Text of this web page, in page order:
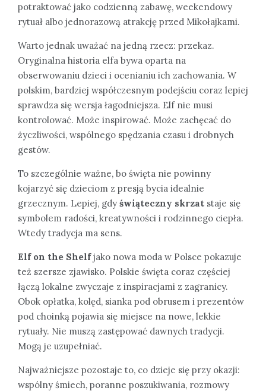
potraktować jako codzienną zabawę, weekendowy
rytuał albo jednorazową atrakcję przed Mikołajkami.
Warto jednak uważać na jedną rzecz: przekaz.
Oryginalna historia elfa bywa oparta na
obserwowaniu dzieci i ocenianiu ich zachowania. W
polskim, bardziej współczesnym podejściu coraz lepiej
sprawdza się wersja łagodniejsza. Elf nie musi
kontrolować. Może inspirować. Może zachęcać do
życzliwości, wspólnego spędzania czasu i drobnych
gestów.
To szczególnie ważne, bo święta nie powinny
kojarzyć się dzieciom z presją bycia idealnie
grzecznym. Lepiej, gdy świąteczny skrzat staje się
symbolem radości, kreatywności i rodzinnego ciepła.
Wtedy tradycja ma sens.
Elf on the Shelfjako nowa moda w Polsce pokazuje
też szersze zjawisko. Polskie święta coraz częściej
łączą lokalne zwyczaje z inspiracjami z zagranicy.
Obok opłatka, kolęd, sianka pod obrusem i prezentów
pod choinką pojawia się miejsce na nowe, lekkie
rytuały. Nie muszą zastępować dawnych tradycji.
Mogą je uzupełniać.
Najważniejsze pozostaje to, co dzieje się przy okazji:
wspólny śmiech, poranne poszukiwania, rozmowy